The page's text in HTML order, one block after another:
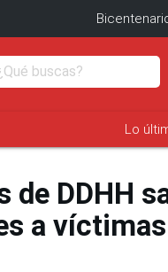
Lo
de DDHH
a